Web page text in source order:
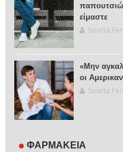
είμαστε
Sourta
«Μην
οι
Sourta
ΦΑΡΜΑΚΕΙΑ